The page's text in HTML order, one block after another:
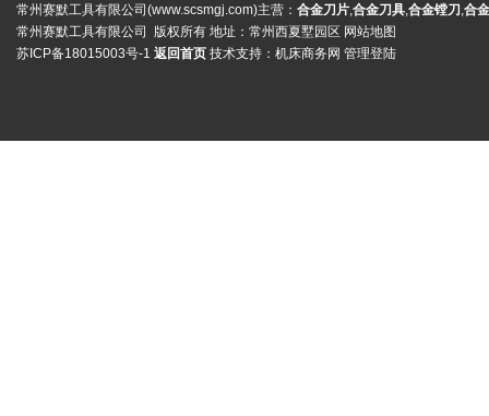
常州赛默工具有限公司(www.scsmgj.com)主营： 合金刀片,合金刀具,合金镗刀 ,合
常州赛默工具有限公司 版权所有 地址：常州西夏墅园区 网站地图
苏ICP备18015003号-1 返回首页 技术支持： 机床商务网 管理登陆